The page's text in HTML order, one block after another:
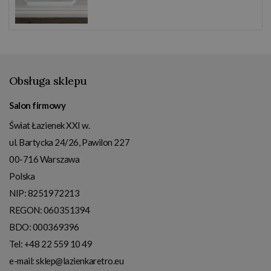
Obsługa sklepu
Salon firmowy
Świat Łazienek XXI w.
ul. Bartycka 24/26, Pawilon 227
00-716Warszawa
Polska
NIP:8251972213
REGON: 060351394
BDO: 000369396
Tel: +48 22 559 10 49
e-mail:sklep@lazienkaretro.eu